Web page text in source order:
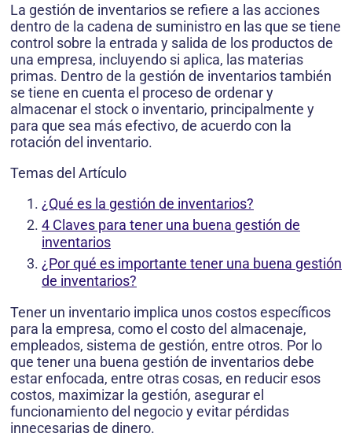
La gestión de inventarios se refiere a las acciones
dentro de la cadena de suministro en las que se tiene
control sobre la entrada y salida de los productos de
una empresa, incluyendo si aplica, las materias
primas. Dentro de la gestión de inventarios también
se tiene en cuenta el proceso de ordenar y
almacenar el stock o inventario, principalmente y
para que sea más efectivo, de acuerdo con la
rotación del inventario.
Temas del Artículo
¿Qué es la gestión de inventarios?
4 Claves para tener una buena gestión de
inventarios
¿Por qué es importante tener una buena gestión
de inventarios?
Tener un inventario implica unos costos específicos
para la empresa, como el costo del almacenaje,
empleados, sistema de gestión, entre otros. Por lo
que tener una buena gestión de inventarios debe
estar enfocada, entre otras cosas, en reducir esos
costos, maximizar la gestión, asegurar el
funcionamiento del negocio y evitar pérdidas
innecesarias de dinero.